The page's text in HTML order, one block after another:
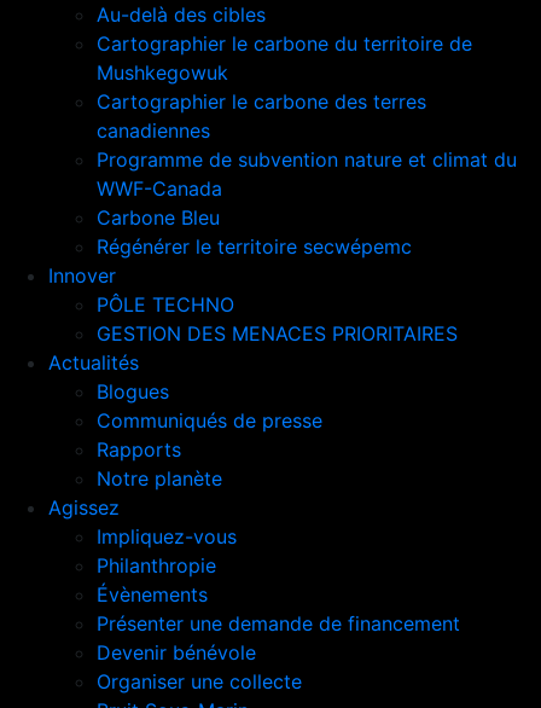
Au-delà des cibles
Cartographier le carbone du territoire de
Mushkegowuk
Cartographier le carbone des terres
canadiennes
Programme de subvention nature et climat du
WWF-Canada
Carbone Bleu
Régénérer le territoire secwépemc
Innover
PÔLE TECHNO
GESTION DES MENACES PRIORITAIRES
Actualités
Blogues
Communiqués de presse
Rapports
Notre planète
Agissez
Impliquez-vous
Philanthropie
Évènements
Présenter une demande de financement
Devenir bénévole
Organiser une collecte